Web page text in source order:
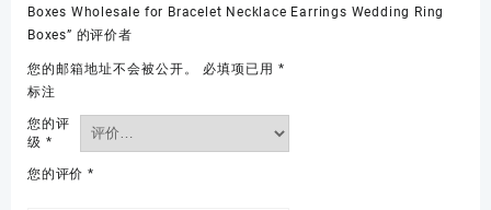
Boxes Wholesale for Bracelet Necklace Earrings Wedding Ring
Boxes” 的评价者
您的邮箱地址不会被公开。 必填项已用 *
标注
您的评
级 *
您的评价 *